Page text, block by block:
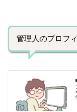
管理人のプロフ